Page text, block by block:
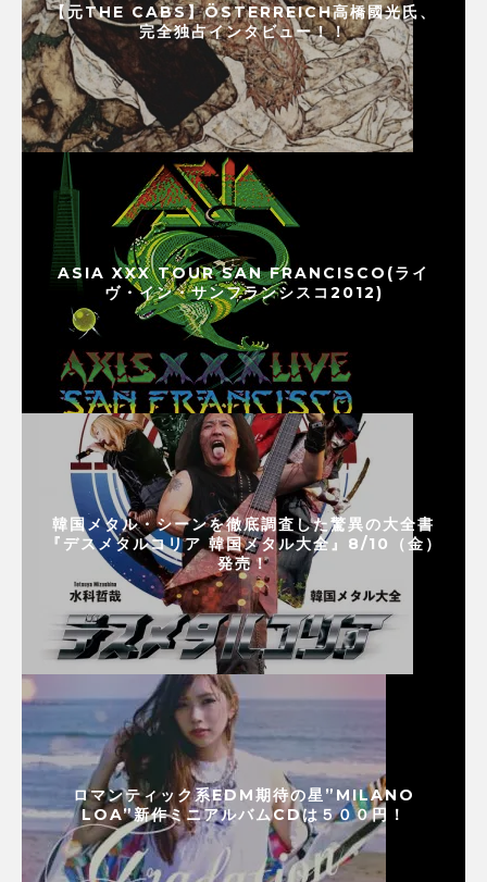
【元THE CABS】ÖSTERREICH高橋國光氏、
完全独占インタビュー！！
ASIA XXX TOUR SAN FRANCISCO(ライ
ヴ・イン・サンフランシスコ2012)
韓国メタル・シーンを徹底調査した驚異の大全書
『デスメタルコリア 韓国メタル大全』8/10（金）
発売！
ロマンティック系EDM期待の星”MILANO
LOA”新作ミニアルバムCDは５００円！